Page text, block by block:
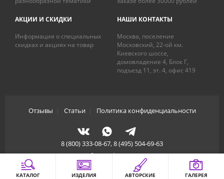
КАТАЛОГ ИЗДЕЛИЯ АВТОРСКИЕ ГАЛЕРЕЯ
АКЦИИ И СКИДКИ
Информация о специальных
скидках и акциях на товар
НАШИ КОНТАКТЫ
Москва, поселение
Московский, 22-ой км.
Киевского шоссе,
домовладение 4, Блок Г,
подъезд 11, эт. 4, офис 419
Отзывы Статьи| Политика конфиденциальности
8 (800) 333-08-67, 8 (495) 504-69-63
info@artdecory.ru